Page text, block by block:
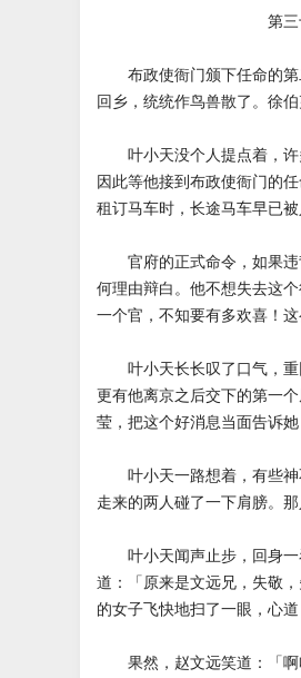
第三十六章
布政使衙门颁下任命的第
回乡，统统作鸟兽散了。徐
叶小天没个人提点着，许
因此等他接到布政使衙门的
租订马车时，长途马车早已被
官府的正式命令，如果违
何理由辩白。他不想失去这
一个官，不知要有多欢喜！
叶小天长长叹了口气，重
更有他离京之后交下的第一
莹，把这个好消息当面告诉
叶小天一路想着，有些神
走来的两人碰了一下肩膀。
叶小天闻声止步，回身一
道：「原来是文远兄，失敬
的女子飞快地扫了一眼，心
果然，赵文远笑道：「啊